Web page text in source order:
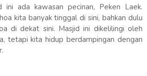
ini ada kawasan pecinan, Peken Laek.
kita banyak tinggal di sini, bahkan dulu
di dekat sini. Masjid ini dikelilingi oleh
tetapi kita hidup berdampingan dengan